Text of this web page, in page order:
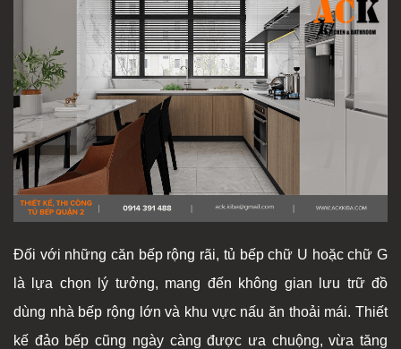
Đối với những căn bếp rộng rãi, tủ bếp chữ U hoặc chữ G
là lựa chọn lý tưởng, mang đến không gian lưu trữ đồ
dùng nhà bếp rộng lớn và khu vực nấu ăn thoải mái. Thiết
kế đảo bếp cũng ngày càng được ưa chuộng, vừa tăng